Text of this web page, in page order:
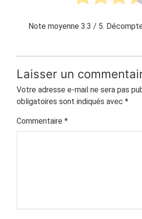
Note moyenne3.3 / 5.
Laisser un
Votre adresse e-mail ne sera pas
obligatoires sont indiqués avec *
Commentaire *